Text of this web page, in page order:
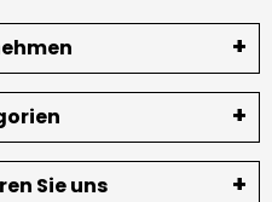
Sie uns